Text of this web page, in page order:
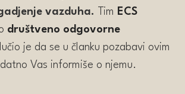
vazduha. Tim ECS
društveno odgovorne
je da se u članku pozabavi ovim
Vas informiše o njemu.